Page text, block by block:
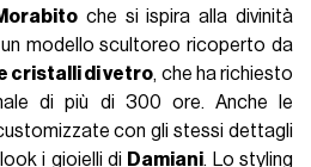
che si ispira alla divinità
modello scultoreo ricoperto da
cristalli di vetro, che ha richiesto
di più di 300 ore. Anche le
con gli stessi dettagli
i gioielli di Damiani. Lo styling